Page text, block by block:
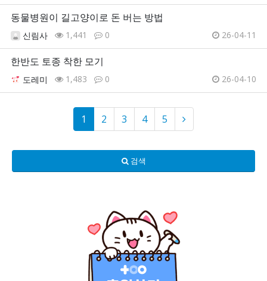
동물병원이 길고양이로 돈 버는 방법
신림사 1,441 0 26-04-11
한반도 토종 착한 모기
도레미 1,483 0 26-04-10
1 2 3 4 5
검색